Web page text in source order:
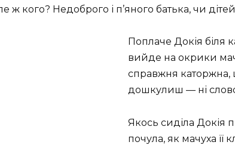
ж кого? Недоброго і п’яного батька, чи
Поплаче Докія біля
вийде на окрики
справжня каторжна,
дошкулиш — ні
Якось сиділа Докія
почула, як мачуха її